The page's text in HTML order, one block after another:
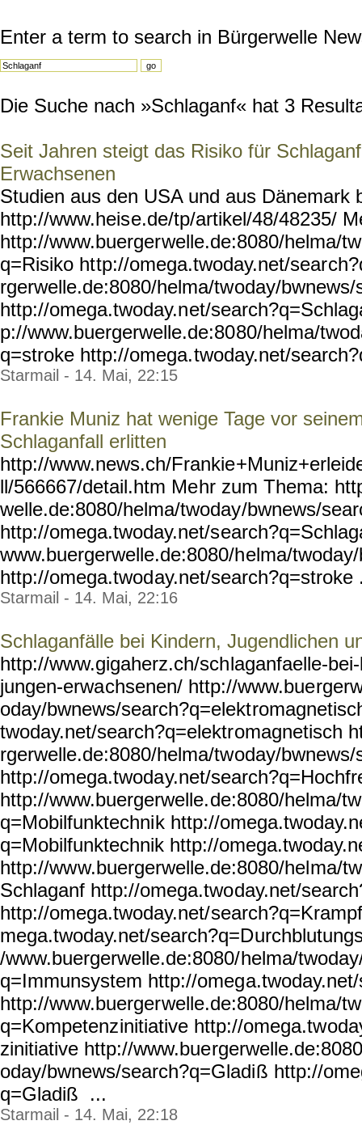
Enter a term to search in Bürgerwelle
Die Suche nach »Schlaganf« hat 3
Seit Jahren steigt das Risiko für
Erwachsenen
Studien aus den USA und aus Dänemark
http://www.heise.de/tp/artikel/48/48235/
http://www.buergerwelle.de:8080/helma/
q=Risiko http://omega.twoday.net/sear
rgerwelle.de:8080/helma/twoday/
http://omega.twoday.net/
p://www.buergerwelle.de:8080/helma/
q=stroke http://omega.twoday.net/
Starmail - 14. Mai, 22:15
Frankie Muniz hat wenige Tage vor
Schlaganfall erlitten
http://www.news.ch/Frankie
ll/566667/detail.htm Mehr zum Thema:
welle.de:8080/helma/twoday/bwnews/
http://omega.twoday.net/s
www.buergerwelle.de:8080/helma/
http://omega.twoday.net/search?q=stroke
Starmail - 14. Mai, 22:16
Schlaganfälle bei Kindern, Jugendlichen
http://www.gigaherz.ch/schlaganfaelle-
jungen-erwachsenen/ http://www.bue
oday/bwnews/search?q=elekt
twoday.net/search?q=elektromagnetisch
rgerwelle.de:8080/helma/twoday/
http://omega.twoday.net/
http://www.buergerwelle.de:8080/helma/
q=Mobilfunktechnik http://
q=Mobilfunktechnik http://
http://www.buergerwelle.de:8080/helma/
Schlaganf http://omega.twoday.net/
http://omega.twoday.net/
mega.twoday.net/search?q=D
/www.buergerwelle.de:8080/helma/
q=Immunsystem http://omeg
http://www.buergerwelle.de:8080/helma/
q=Kompetenzinitiative http://omega.tw
zinitiative http://www.bue
oday/bwnews/search?q=Gladiß http://
q=Gladiß ...
Starmail - 14. Mai, 22:18